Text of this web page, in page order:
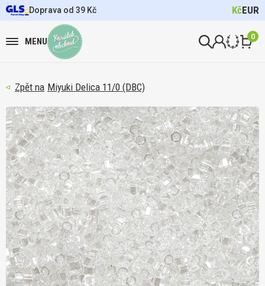
Doprava od 39 Kč KčEUR
MENU 0
Miyuki Delica 11/0 (DBC)